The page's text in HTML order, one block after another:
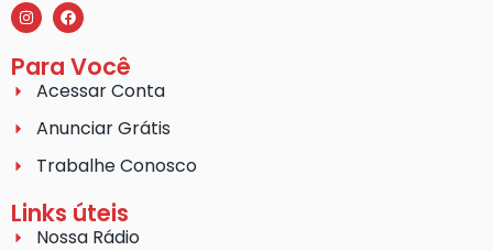
Para Você
Acessar Conta
Anunciar Grátis
Trabalhe Conosco
Links úteis
Nossa Rádio